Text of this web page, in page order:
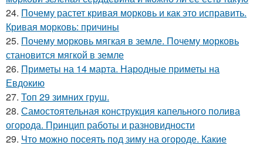
24. Почему растет кривая морковь и как это исправить.
Кривая морковь: причины
25. Почему морковь мягкая в земле. Почему морковь
становится мягкой в земле
26. Приметы на 14 марта. Народные приметы на
Евдокию
27. Топ 29 зимних груш.
28. Самостоятельная конструкция капельного полива
огорода. Принцип работы и разновидности
29. Что можно посеять под зиму на огороде. Какие